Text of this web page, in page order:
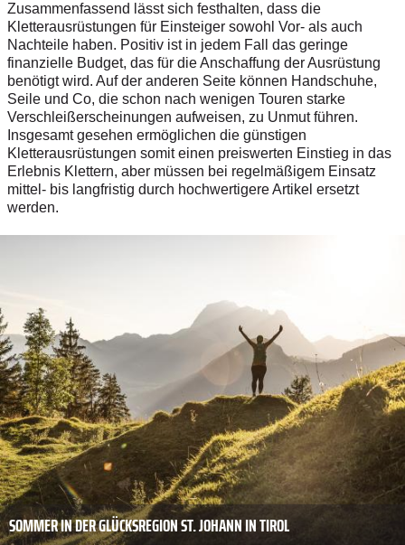
Zusammenfassend lässt sich festhalten, dass die
Kletterausrüstungen für Einsteiger sowohl Vor- als auch
Nachteile haben. Positiv ist in jedem Fall das geringe
finanzielle Budget, das für die Anschaffung der Ausrüstung
benötigt wird. Auf der anderen Seite können Handschuhe,
Seile und Co, die schon nach wenigen Touren starke
Verschleißerscheinungen aufweisen, zu Unmut führen.
Insgesamt gesehen ermöglichen die günstigen
Kletterausrüstungen somit einen preiswerten Einstieg in das
Erlebnis Klettern, aber müssen bei regelmäßigem Einsatz
mittel- bis langfristig durch hochwertigere Artikel ersetzt
werden.
SOMMER IN DER GLÜCKSREGION ST. JOHANN IN TIROL